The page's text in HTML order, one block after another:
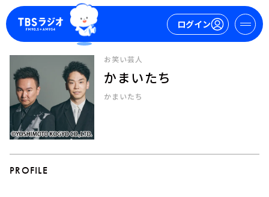
ログイン
マイページ
ログイン
お笑い芸人
かまいたち
かまいたち
PROFILE